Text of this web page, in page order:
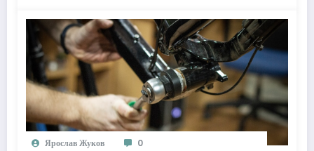
Ярослав Жуков 0